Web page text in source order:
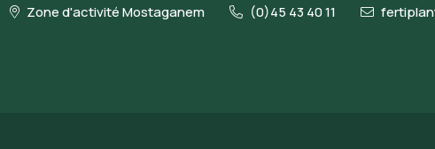
Zone d'activité Mostaganem (0)45 43 40 11